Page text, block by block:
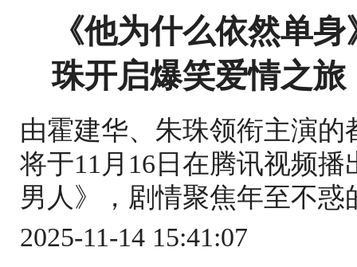
《他为什么依然单
珠开启爆笑爱情之旅
由霍建华、朱珠领衔主演
将于11月16日在腾讯视频
男人》，剧情聚焦年至不
2025-11-14 15:41:07